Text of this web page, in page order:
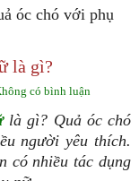
óc chó với phụ
là gì?
có bình luận
là gì? Quả óc chó
người yêu thích.
có nhiều tác dụng